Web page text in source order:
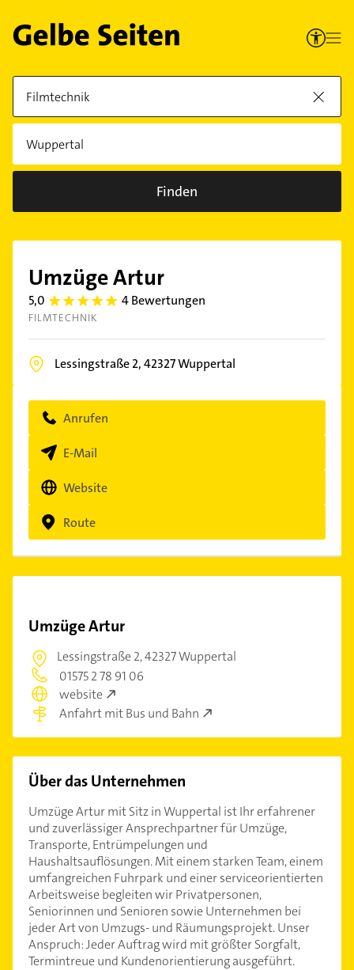
Finden
Umzüge Artur
5,0 5.0 4 Bewertungen
FILMTECHNIK
Lessingstraße 2,42327Wuppertal
Anrufen
E-Mail
Website
Route
Umzüge Artur
Lessingstraße 2,42327 Wuppertal
01575 2 78 91 06
website
Anfahrt mit Bus und Bahn
Über das Unternehmen
Umzüge Artur mit Sitz in Wuppertal ist Ihr erfahrener
und zuverlässiger Ansprechpartner für Umzüge,
Transporte, Entrümpelungen und
Haushaltsauflösungen. Mit einem starken Team, einem
umfangreichen Fuhrpark und einer serviceorientierten
Arbeitsweise begleiten wir Privatpersonen,
Seniorinnen und Senioren sowie Unternehmen bei
jeder Art von Umzugs- und Räumungsprojekt. Unser
Anspruch: Jeder Auftrag wird mit größter Sorgfalt,
Termintreue und Kundenorientierung ausgeführt.